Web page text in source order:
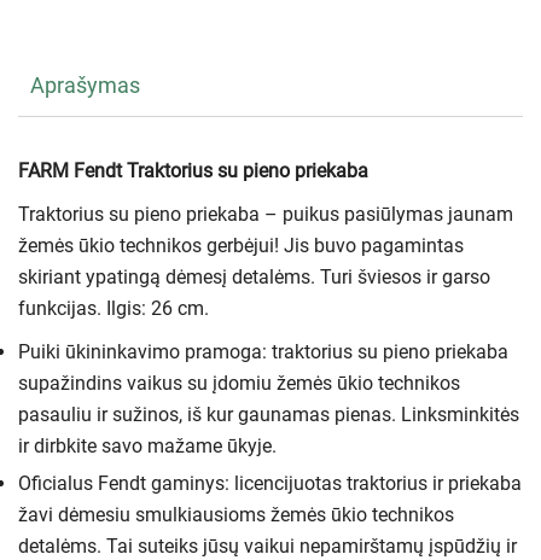
Aprašymas
FARM Fendt Traktorius su pieno priekaba
Traktorius su pieno priekaba – puikus pasiūlymas jaunam
žemės ūkio technikos gerbėjui! Jis buvo pagamintas
skiriant ypatingą dėmesį detalėms. Turi šviesos ir garso
funkcijas. Ilgis: 26 cm.
Puiki ūkininkavimo pramoga: traktorius su pieno priekaba
supažindins vaikus su įdomiu žemės ūkio technikos
pasauliu ir sužinos, iš kur gaunamas pienas. Linksminkitės
ir dirbkite savo mažame ūkyje.
Oficialus Fendt gaminys: licencijuotas traktorius ir priekaba
žavi dėmesiu smulkiausioms žemės ūkio technikos
detalėms. Tai suteiks jūsų vaikui nepamirštamų įspūdžių ir